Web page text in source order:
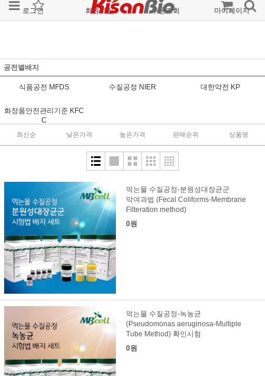
로그인 회원가입 주문조회 마이페이지
공전별배지
식품공전 MFDS 수질공정 NIER 대한약전 KP
화장품안전관리기준 KFC
C
최신순 낮은가격 높은가격 판매순위 상품명
먹는물 수질공정-분원성대장균군
막여과법 (Fecal Coliforms-Membrane
Filteration method)
0원
먹는물 수질공정-녹농균
(Pseudomonas aeruginosa-Multiple
Tube Method) 확인시험
0원